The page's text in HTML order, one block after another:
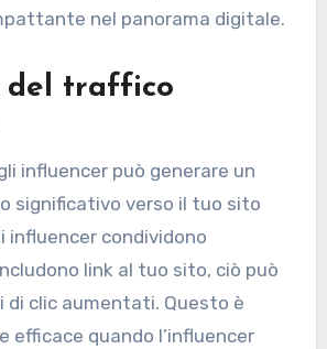
nel panorama digitale.
del traffico
influencer può generare un
significativo verso il tuo sito
influencer condividono
link al tuo sito, ciò può
di clic aumentati. Questo è
efficace quando l’influencer